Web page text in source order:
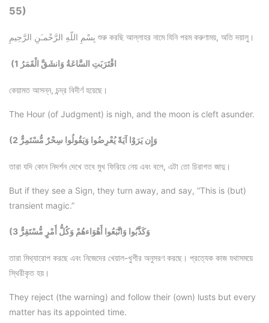
55)
بِسْمِ اللّهِ الرَّحْمـَنِ الرَّحِيمِ শুরু করছি আল্লাহর নামে যিনি পরম করুণাময়, অতি দয়ালু।
(1 اقْتَرَبَتِ السَّاعَةُ وَانشَقَّ الْقَمَرُ
কেয়ামত আসন্ন, চন্দ্র বিদীর্ণ হয়েছে।
The Hour (of Judgment) is nigh, and the moon is cleft asunder.
(2 وَإِن يَرَوْا آيَةً يُعْرِضُوا وَيَقُولُوا سِحْرٌ مُّسْتَمِرٌّ
তারা যদি কোন নিদর্শন দেখে তবে মুখ ফিরিয়ে নেয় এবং বলে, এটা তো চিরাগত জাদু।
But if they see a Sign, they turn away, and say, “This is (but)
transient magic.”
(3 وَكَذَّبُوا وَاتَّبَعُوا أَهْوَاءهُمْ وَكُلُّ أَمْرٍ مُّسْتَقِرٌّ
তারা মিথ্যারোপ করছে এবং নিজেদের খেয়াল-খুশীর অনুসরণ করছে। প্রত্যেক কাজ যথাসময়ে
স্থিরীকৃত হয়।
They reject (the warning) and follow their (own) lusts but every
matter has its appointed time.